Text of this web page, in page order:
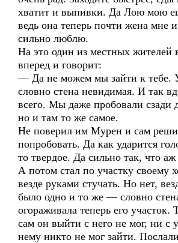
хватит и выпивки. Да Лою мою
ведь она теперь почти жена мне
сильно люблю.
На это один из местных жителей
вперед и говорит:
— Да не можем мы зайти к тебе.
словно стена невидимая. И так
всего. Мы даже пробовали сзади
но и там то же самое.
Не поверил им Мурен и сам
попробовать. Да как ударится
то твердое. Да сильно так, что
А потом стал по участку своему
везде руками стучать. Но нет,
было одно и то же — словно
огораживала теперь его участок.
сам он выйти с него не мог, ни с
нему никто не мог зайти.